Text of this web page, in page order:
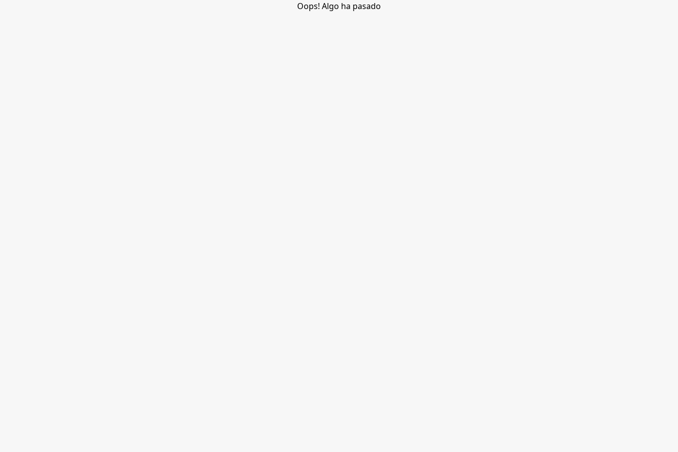
Oops! Algo ha pasado